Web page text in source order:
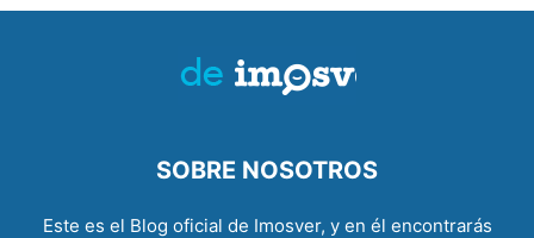
SOBRE NOSOTROS
Este es el Blog oficial de Imosver, y en él encontrarás